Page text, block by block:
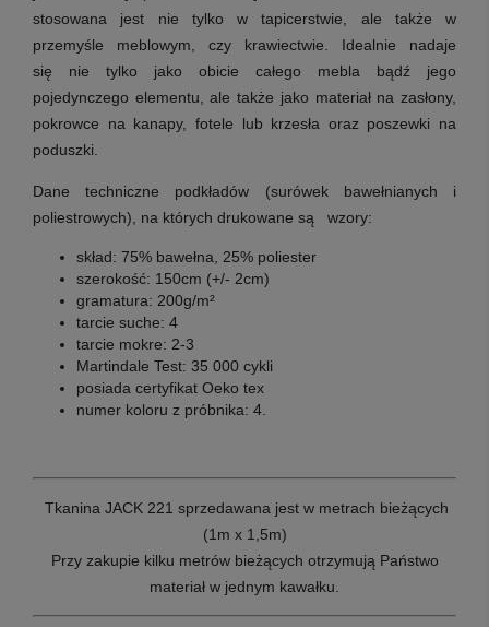
stosowana jest nie tylko w tapicerstwie, ale także w
przemyśle meblowym, czy krawiectwie. Idealnie nadaje
się nie tylko jako obicie całego mebla bądź jego
pojedynczego elementu, ale także jako materiał na zasłony,
pokrowce na kanapy, fotele lub krzesła oraz poszewki na
poduszki.
Dane techniczne podkładów (surówek bawełnianych i
poliestrowych), na których drukowane są wzory:
skład: 75% bawełna, 25% poliester
szerokość: 150cm (+/- 2cm)
gramatura: 200g/m²
tarcie suche: 4
tarcie mokre: 2-3
Martindale Test: 35 000 cykli
posiada certyfikat Oeko tex
numer koloru z próbnika: 4.
Tkanina JACK 221 sprzedawana jest w metrach bieżących
(1m x 1,5m)
Przy zakupie kilku metrów bieżących otrzymują Państwo
materiał w jednym kawałku.